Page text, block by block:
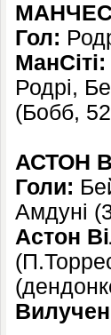
Гол:
МанСіті:
Родрі,
(Бобб,
АСТОН
Голи:
Амдуні
Астон